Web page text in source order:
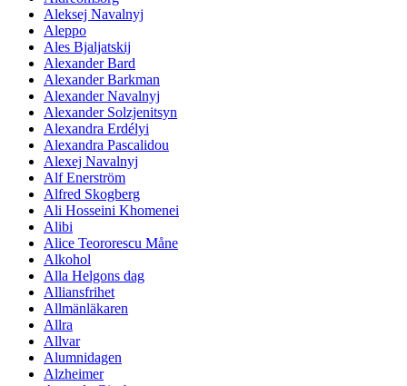
Aleksej Navalnyj
Aleppo
Ales Bjaljatskij
Alexander Bard
Alexander Barkman
Alexander Navalnyj
Alexander Solzjenitsyn
Alexandra Erdélyi
Alexandra Pascalidou
Alexej Navalnyj
Alf Enerström
Alfred Skogberg
Ali Hosseini Khomenei
Alibi
Alice Teororescu Måne
Alkohol
Alla Helgons dag
Alliansfrihet
Allmänläkaren
Allra
Allvar
Alumnidagen
Alzheimer